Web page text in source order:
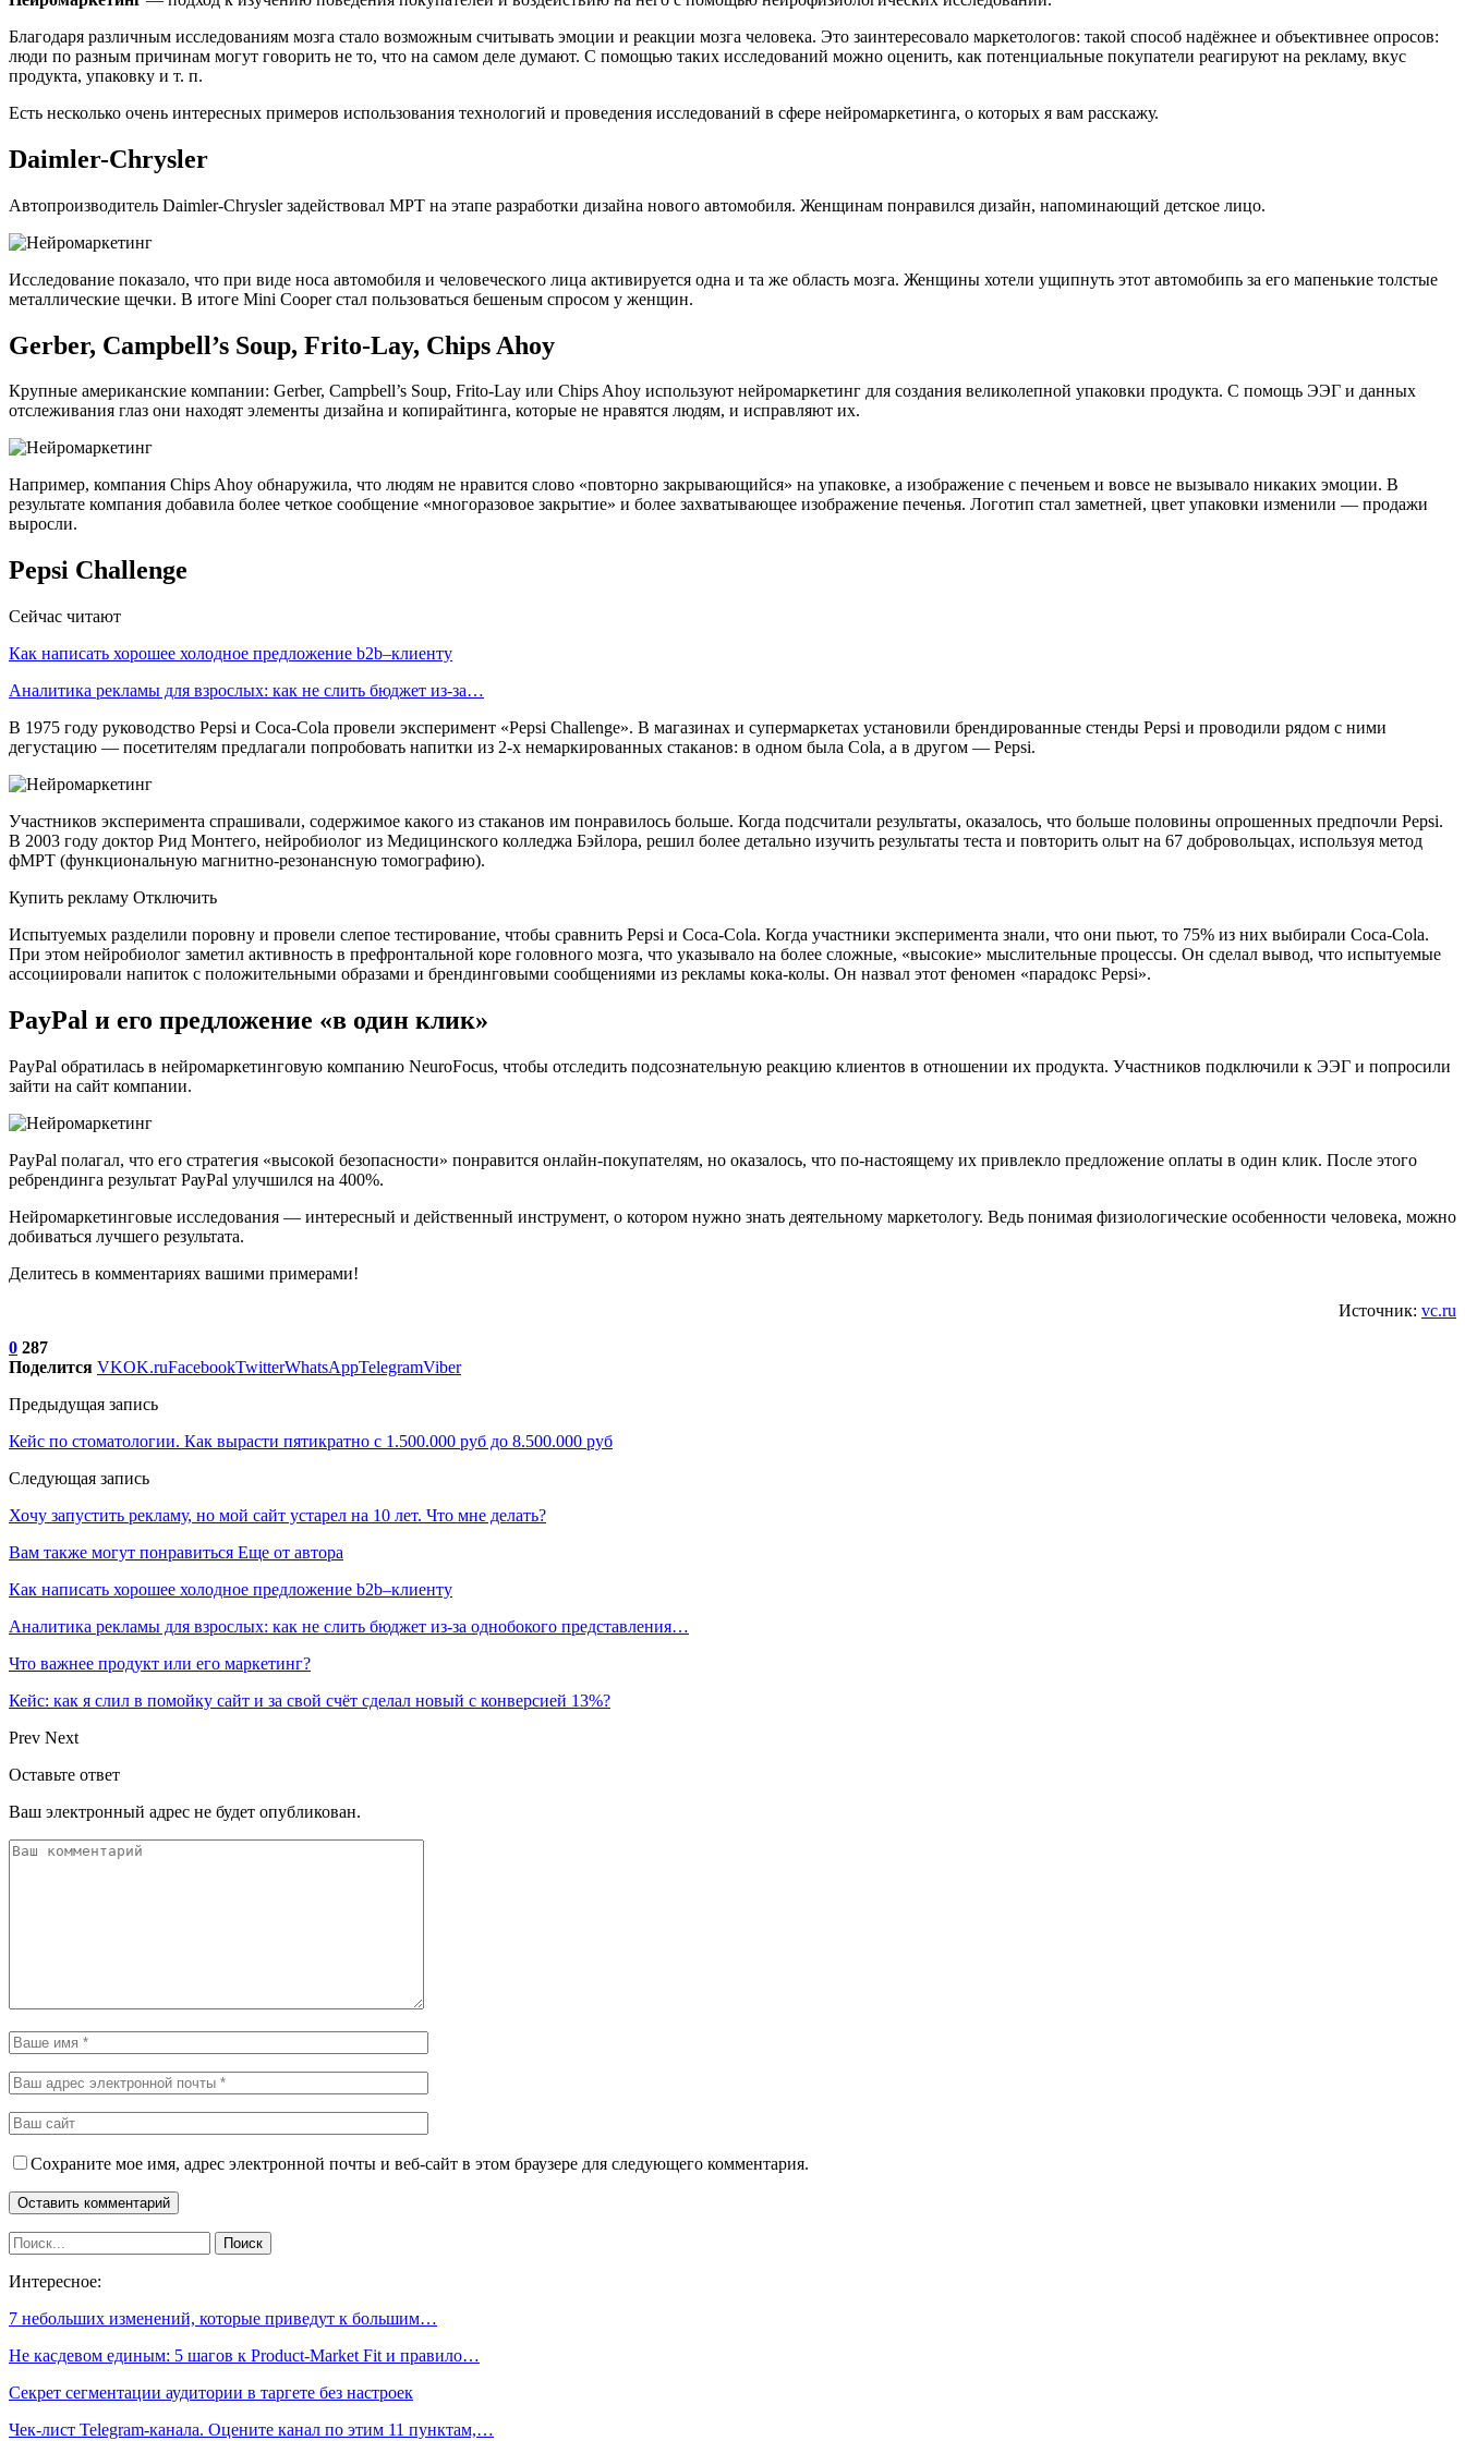
Благодаря различным исследованиям мозга стало возможным считывать эмоции и реакции мозга человека. Это заинтересовало маркетологов: такой способ надёжнее и объективнее опросов:
люди по разным причинам могут говорить не то, что на самом деле думают. С помощью таких исследований можно оценить, как потенциальные покупатели реагируют на рекламу, вкус
продукта, упаковку и т. п.
Есть несколько очень интересных примеров использования технологий и проведения исследований в сфере нейромаркетинга, о которых я вам расскажу.
Daimler-Chrysler
Автопроизводитель Daimler-Chrysler задействовал МРТ на этапе разработки дизайна нового автомобиля. Женщинам понравился дизайн, напоминающий детское лицо.
Исследование показало, что при виде носа автомобиля и человеческого лица активируется одна и та же область мозга. Женщины хотели ущипнуть этот автомобипь за его мапенькие толстые
металлические щечки. В итоге Mini Cooper стал пользоваться бешеным спросом у женщин.
Gerber, Campbell’s Soup, Frito-Lay, Chips Ahoy
Крупные американские компании: Gerber, Campbell’s Soup, Frito-Lay или Chips Ahoy используют нейромаркетинг для создания великолепной упаковки продукта. С помощь ЭЭГ и данных
отслеживания глаз они находят элементы дизайна и копирайтинга, которые не нравятся людям, и исправляют их.
Например, компания Chips Ahoy обнаружила, что людям не нравится слово «повторно закрывающийся» на упаковке, а изображение с печеньем и вовсе не вызывало никаких эмоции. В
результате компания добавила более четкое сообщение «многоразовое закрытие» и более захватывающее изображение печенья. Логотип стал заметней, цвет упаковки изменили — продажи
выросли.
Pepsi Challenge
Сейчас читают
Как написать хорошее холодное предложение b2b–клиенту
Аналитика рекламы для взрослых: как не слить бюджет из-за…
В 1975 году руководство Pepsi и Coca-Cola провели эксперимент «Pepsi Challenge». В магазинах и супермаркетах установили брендированные стенды Pepsi и проводили рядом с ними
дегустацию — посетителям предлагали попробовать напитки из 2-х немаркированных стаканов: в одном была Cola, а в другом — Pepsi.
Участников эксперимента спрашивали, содержимое какого из стаканов им понравилось больше. Когда подсчитали результаты, оказалось, что больше половины опрошенных предпочли Pepsi.
В 2003 году доктор Рид Монтего, нейробиолог из Медицинского колледжа Бэйлора, решил более детально изучить результаты теста и повторить олыт на 67 добровольцах, используя метод
фМРТ (функциональную магнитно-резонансную томографию).
Купить рекламу Отключить
Испытуемых разделили поровну и провели слепое тестирование, чтобы сравнить Pepsi и Coca-Cola. Когда участники эксперимента знали, что они пьют, то 75% из них выбирали Соса-Cola.
При этом нейробиолог заметил активность в префронтальной коре головного мозга, что указывало на более сложные, «высокие» мыслительные процессы. Он сделал вывод, что испытуемые
ассоциировали напиток с положительными образами и брендинговыми сообщениями из рекламы кока-колы. Он назвал этот феномен «парадокс Pepsi».
PayPal и его предложение «в один клик»
PayPal обратилась в нейромаркетинговую компанию NeuroFocus, чтобы отследить подсознательную реакцию клиентов в отношении их продукта. Участников подключили к ЭЭГ и попросили
зайти на сайт компании.
PayPal полагал, что его стратегия «высокой безопасности» понравится онлайн-покупателям, но оказалось, что по-настоящему их привлекло предложение оплаты в один клик. После этого
ребрендинга результат РауРаl улучшился на 400%.
Нейромаркетинговые исследования — интересный и действенный инструмент, о котором нужно знать деятельному маркетологу. Ведь понимая физиологические особенности человека, можно
добиваться лучшего результата.
Делитесь в комментариях вашими примерами!
Источник: vc.ru
0 287
Поделится VKOK.ruFacebookTwitterWhatsAppTelegramViber
Предыдущая запись
Кейс по стоматологии. Как вырасти пятикратно с 1.500.000 руб до 8.500.000 руб
Следующая запись
Хочу запустить рекламу, но мой сайт устарел на 10 лет. Что мне делать?
Вам также могут понравиться Еще от автора
Как написать хорошее холодное предложение b2b–клиенту
Аналитика рекламы для взрослых: как не слить бюджет из-за однобокого представления…
Что важнее продукт или его маркетинг?
Кейс: как я слил в помойку сайт и за свой счёт сделал новый с конверсией 13%?
Prev Next
Оставьте ответ
Ваш электронный адрес не будет опубликован.
Сохраните мое имя, адрес электронной почты и веб-сайт в этом браузере для следующего комментария.
Интересное:
7 небольших изменений, которые приведут к большим…
Не касдевом единым: 5 шагов к Product-Market Fit и правило…
Секрет сегментации аудитории в таргете без настроек
Чек-лист Telegram-канала. Оцените канал по этим 11 пунктам,…